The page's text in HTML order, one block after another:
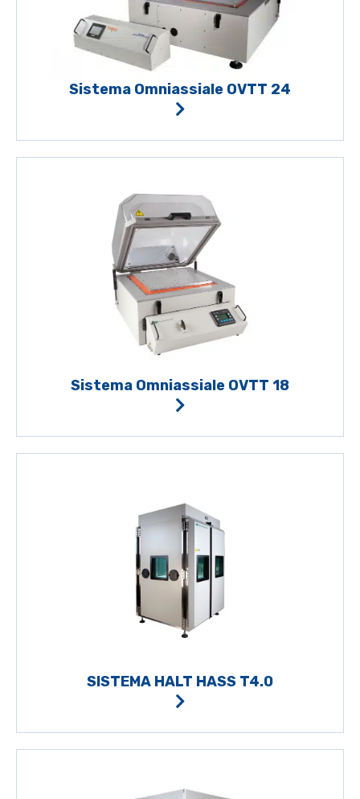
Sistema Omniassiale OVTT 24
Sistema Omniassiale OVTT 18
SISTEMA HALT HASS T4.0